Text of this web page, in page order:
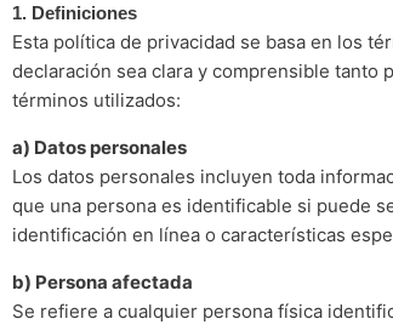
1. Definiciones
Esta política de privacidad se basa en los
declaración sea clara y comprensible tanto
términos utilizados:
a) Datos personales
Los datos personales incluyen toda
que una persona es identificable si puede
identificación en línea o características
b) Persona afectada
Se refiere a cualquier persona física